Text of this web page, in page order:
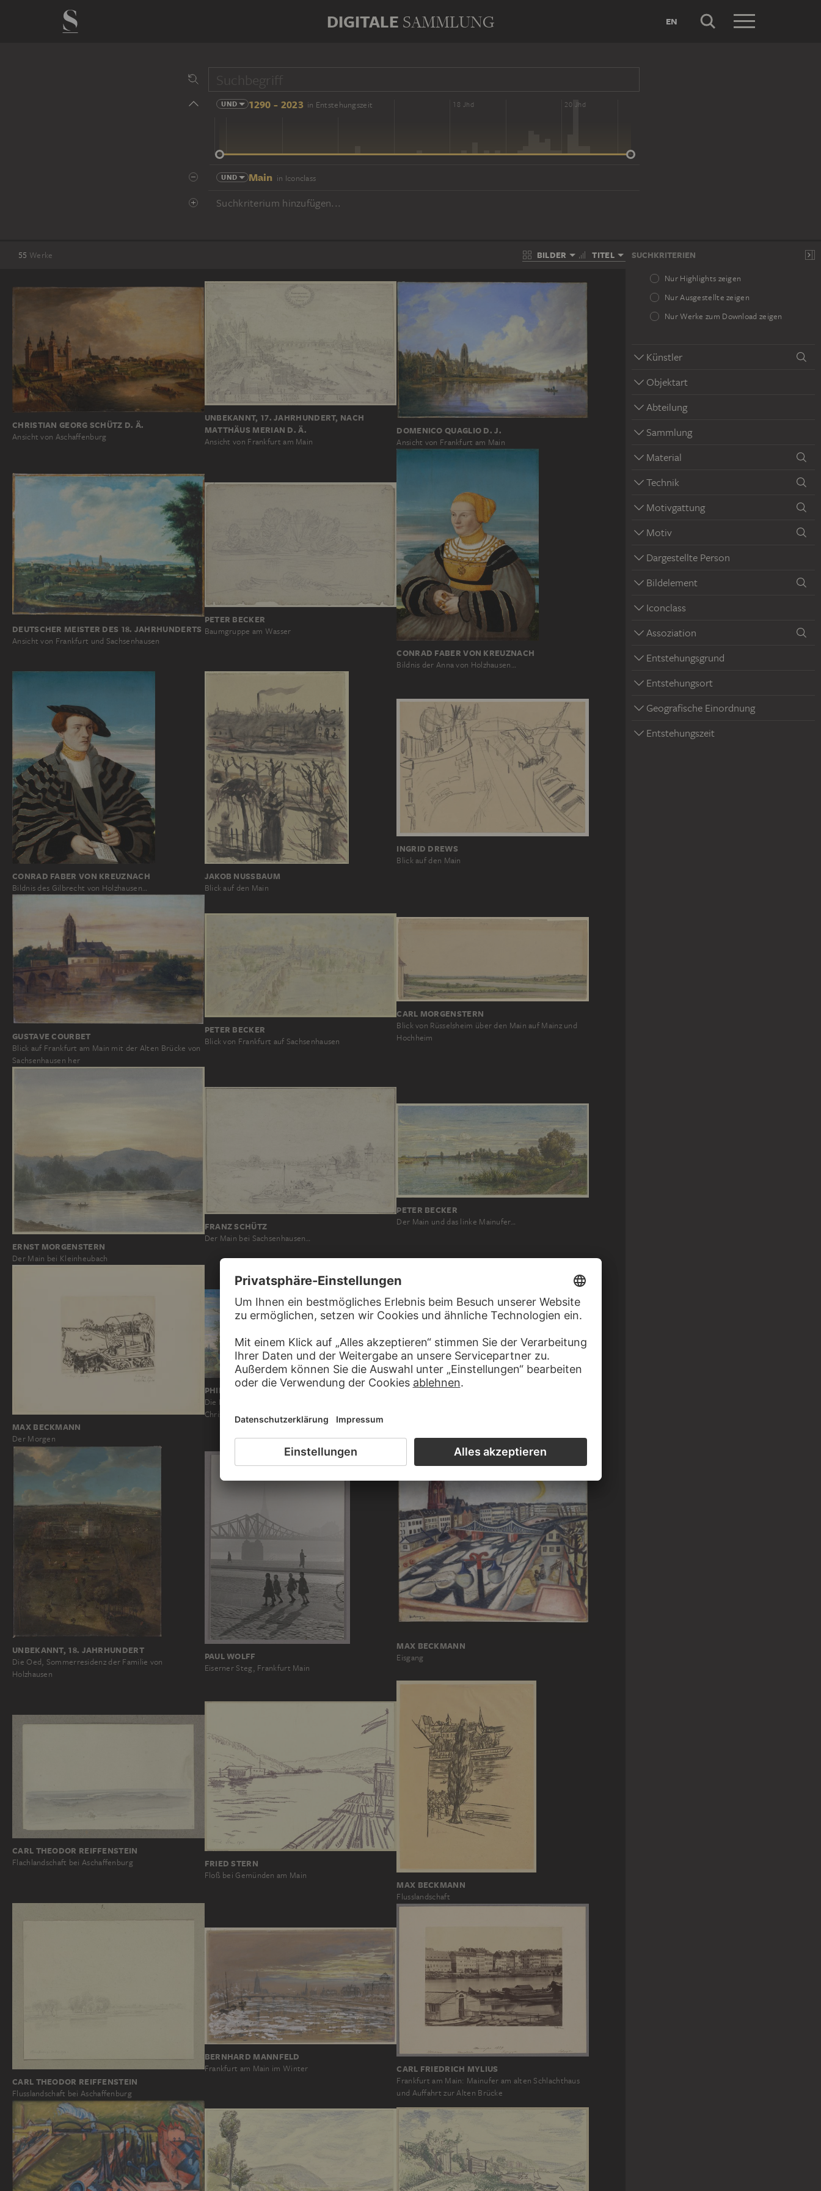
DIGITALE SAMMLUNG EN
UND 1290 - 2023 in Entstehungszeit
14 Jhd 16 Jhd 18 Jhd 20 Jhd
UND Main in Iconclass
Suchkriterium hinzufügen...
55 Werke BILDER TITEL SUCHKRITERIEN
Nur Highlights zeigen
Nur Ausgestellte zeigen
Nur Werke zum Download zeigen
Künstler
Objektart
Abteilung
Sammlung
Material
Technik
Motivgattung
Motiv
Dargestellte Person
Bildelement
Iconclass
Assoziation
Entstehungsgrund
Entstehungsort
Geografische Einordnung
Entstehungszeit
CHRISTIAN GEORG SCHÜTZ D. Ä.
Ansicht von Aschaffenburg
UNBEKANNT, 17. JAHRHUNDERT, NACH
MATTHÄUS MERIAN D. Ä.
Ansicht von Frankfurt am Main
DOMENICO QUAGLIO D. J.
Ansicht von Frankfurt am Main
DEUTSCHER MEISTER DES 18. JAHRHUNDERTS
Ansicht von Frankfurt und Sachsenhausen
PETER BECKER
Baumgruppe am Wasser
CONRAD FABER VON KREUZNACH
Bildnis der Anna von Holzhausen…
CONRAD FABER VON KREUZNACH
Bildnis des Gilbrecht von Holzhausen…
JAKOB NUSSBAUM
Blick auf den Main
INGRID DREWS
Blick auf den Main
GUSTAVE COURBET
Blick auf Frankfurt am Main mit der Alten Brücke von
Sachsenhausen her
PETER BECKER
Blick von Frankfurt auf Sachsenhausen
CARL MORGENSTERN
Blick von Rüsselsheim über den Main auf Mainz und
Hochheim
ERNST MORGENSTERN
Der Main bei Kleinheubach
FRANZ SCHÜTZ
Der Main bei Sachsenhausen…
PETER BECKER
Der Main und das linke Mainufer…
MAX BECKMANN
Der Morgen
PHILIPP VEIT
Die Einführung der Künste in Deutschland durch das
Christentum
UNBEKANNT, 18. JAHRHUNDERT
Die Oed, Sommerresidenz der Familie von
Holzhausen
PAUL WOLFF
Eiserner Steg, Frankfurt Main
MAX BECKMANN
Eisgang
CARL THEODOR REIFFENSTEIN
Flachlandschaft bei Aschaffenburg FRIED STERN
Floß bei Gemünden am Main
MAX BECKMANN
Flusslandschaft
CARL THEODOR REIFFENSTEIN
Flusslandschaft bei Aschaffenburg
BERNHARD MANNFELD
Frankfurt am Main im Winter CARL FRIEDRICH MYLIUS
Frankfurt am Main: Mainufer am alten Schlachthaus
und Auffahrt zur Alten Brücke